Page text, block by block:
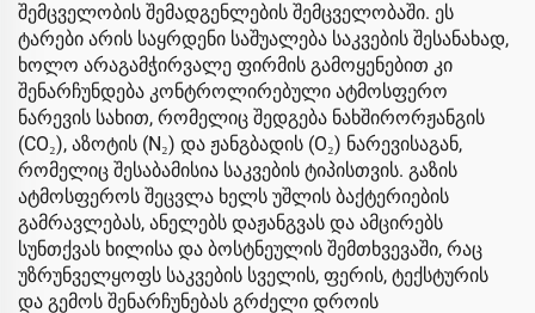
შემცველობის შემადგენლების შემცველობაში. ეს
ტარები არის საყრდენი საშუალება საკვების შესანახად,
ხოლო არაგამჭირვალე ფირმის გამოყენებით კი
შენარჩუნდება კონტროლირებული ატმოსფერო
ნარევის სახით, რომელიც შედგება ნახშირორჟანგის
(CO₂), აზოტის (N₂) და ჟანგბადის (O₂) ნარევისაგან,
რომელიც შესაბამისია საკვების ტიპისთვის. გაზის
ატმოსფეროს შეცვლა ხელს უშლის ბაქტერიების
გამრავლებას, ანელებს დაჟანგვას და ამცირებს
სუნთქვას ხილისა და ბოსტნეულის შემთხვევაში, რაც
უზრუნველყოფს საკვების სველის, ფერის, ტექსტურის
და გემოს შენარჩუნებას გრძელი დროის